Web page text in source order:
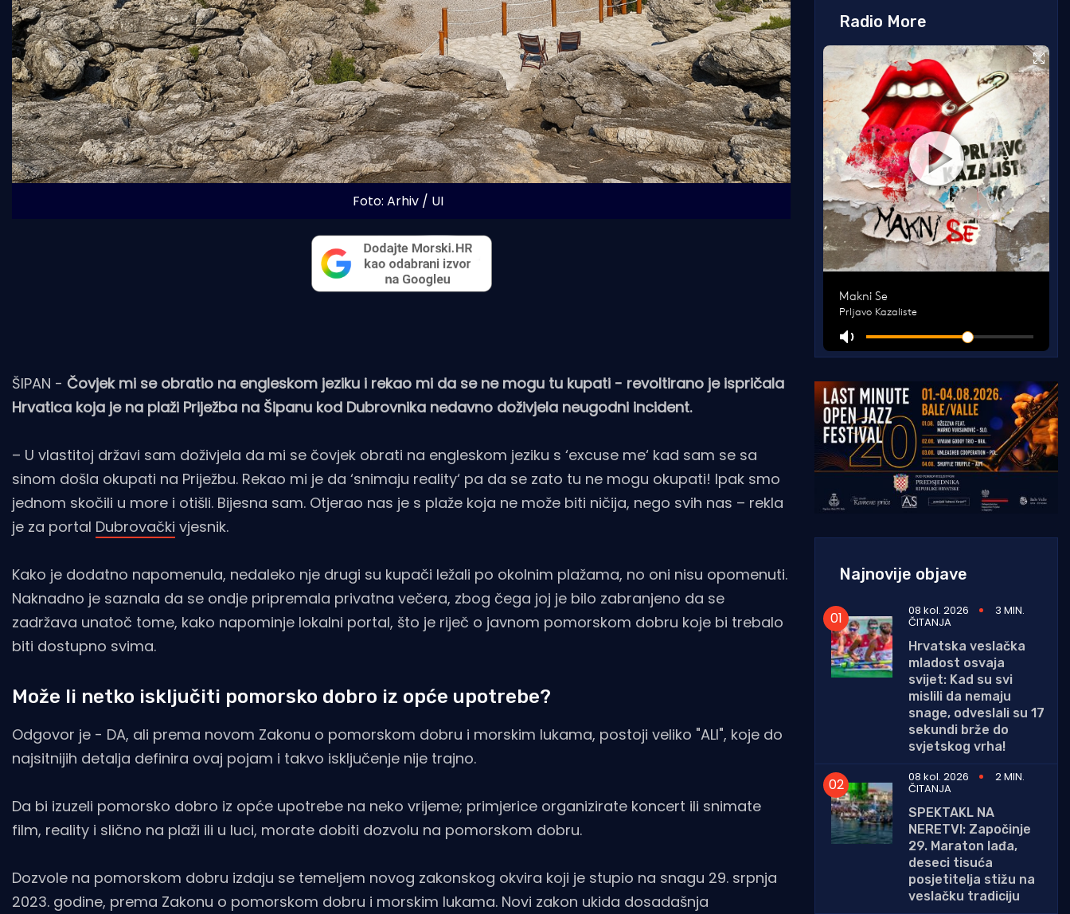
Foto: Arhiv / UI
ŠIPAN - Čovjek mi se obratio na engleskom jeziku i rekao mi da se ne mogu tu kupati - revoltirano je ispričala
Hrvatica koja je na plaži Priježba na Šipanu kod Dubrovnika nedavno doživjela neugodni incident.
– U vlastitoj državi sam doživjela da mi se čovjek obrati na engleskom jeziku s ‘excuse me‘ kad sam se sa
sinom došla okupati na Priježbu. Rekao mi je da ‘snimaju reality‘ pa da se zato tu ne mogu okupati! Ipak smo
jednom skočili u more i otišli. Bijesna sam. Otjerao nas je s plaže koja ne može biti ničija, nego svih nas – rekla
je za portal Dubrovački vjesnik.
Kako je dodatno napomenula, nedaleko nje drugi su kupači ležali po okolnim plažama, no oni nisu opomenuti.
Naknadno je saznala da se ondje pripremala privatna večera, zbog čega joj je bilo zabranjeno da se
zadržava unatoč tome, kako napominje lokalni portal, što je riječ o javnom pomorskom dobru koje bi trebalo
biti dostupno svima.
Može li netko isključiti pomorsko dobro iz opće upotrebe?
Odgovor je - DA, ali prema novom Zakonu o pomorskom dobru i morskim lukama, postoji veliko "ALI", koje do
najsitnijih detalja definira ovaj pojam i takvo isključenje nije trajno.
Da bi izuzeli pomorsko dobro iz opće upotrebe na neko vrijeme; primjerice organizirate koncert ili snimate
film, reality i slično na plaži ili u luci, morate dobiti dozvolu na pomorskom dobru.
Dozvole na pomorskom dobru izdaju se temeljem novog zakonskog okvira koji je stupio na snagu 29. srpnja
2023. godine, prema Zakonu o pomorskom dobru i morskim lukama. Novi zakon ukida dosadašnja
Radio More
Najnovije objave
08 kol. 2026 3 MIN.
ČITANJA
Hrvatska veslačka
mladost osvaja
svijet: Kad su svi
mislili da nemaju
snage, odveslali su 17
sekundi brže do
svjetskog vrha!
08 kol. 2026
2 MIN.
ČITANJA
SPEKTAKL NA
NERETVI: Započinje
29. Maraton lađa,
deseci tisuća
posjetitelja stižu na
veslačku tradiciju